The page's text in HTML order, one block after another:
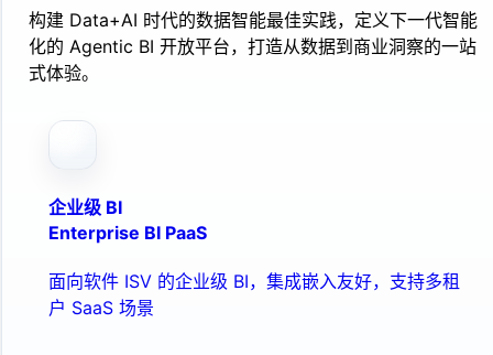
构建 Data+AI 时代的数据智能最佳实践，定义下一代智能
化的 Agentic BI 开放平台，打造从数据到商业洞察的一站
式体验。
企业级 BI
Enterprise BI PaaS
面向软件 ISV 的企业级 BI，集成嵌入友好，支持多租
户 SaaS 场景